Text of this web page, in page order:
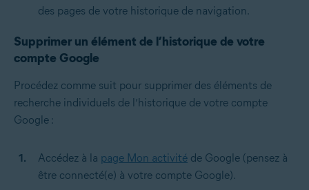
des pages de votre historique de navigation.
Supprimer un élément de l’historique de votre
compte Google
Procédez comme suit pour supprimer des éléments de
recherche individuels de l’historique de votre compte
Google :
Accédez à la page Mon activité de Google (pensez à
être connecté(e) à votre compte Google).